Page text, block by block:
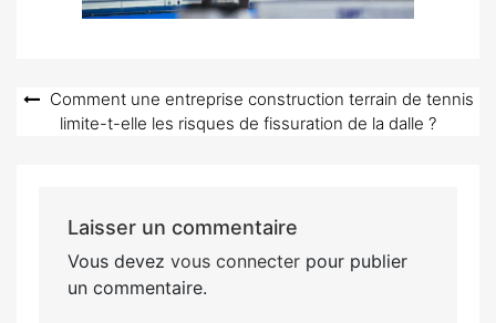
Navigation
Comment une entreprise construction terrain de tennis
limite-t-elle les risques de fissuration de la dalle ?
Laisser un commentaire
Vous devez vous connecterpour publier
un commentaire.